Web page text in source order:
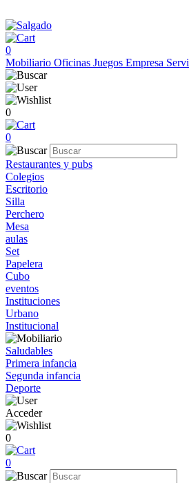
0
Mobiliario Oficinas Juegos Empresa
0
0
Restaurantes y pubs
Colegios
Escritorio
Silla
Perchero
Mesa
aulas
Set
Papelera
Cubo
eventos
Instituciones
Urbano
Institucional
Saludables
Primera infancia
Segunda infancia
Deporte
Acceder
0
0